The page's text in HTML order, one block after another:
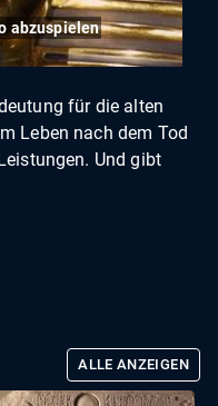
abzuspielen
für die alten
Leben nach dem Tod
Und gibt
ALLE ANZEIGEN